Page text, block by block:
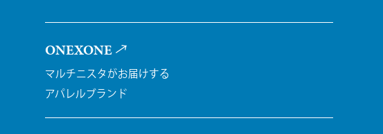
ONEXONE
マルチニスタがお届けする
アパレルブランド